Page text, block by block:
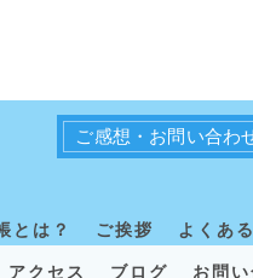
ご感想・お問い合わ
とは？ ご挨拶 よくあ
アクセス ブログ お問